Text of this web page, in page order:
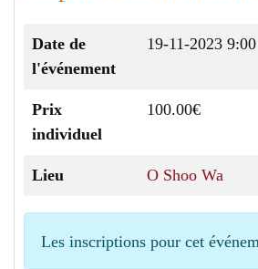
Date de
l'événement
19-11-2023
Prix
individuel
100.00€
Lieu O Shoo Wa
Les inscriptions pour cet